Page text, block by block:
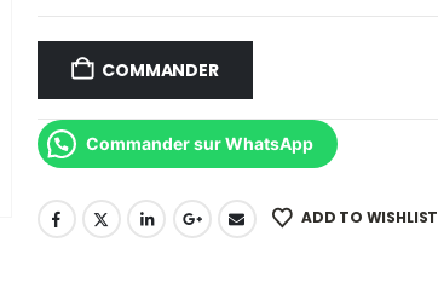
COMMANDER
Commander sur WhatsApp
ADD TO WISHLIST